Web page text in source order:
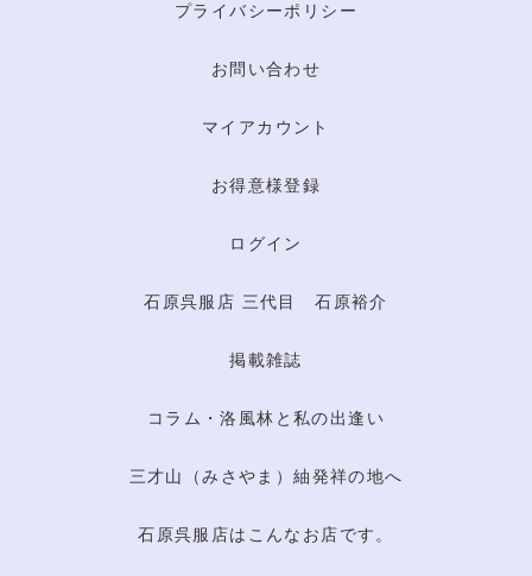
プライバシーポリシー
お問い合わせ
マイアカウント
お得意様登録
ログイン
石原呉服店 三代目 石原裕介
掲載雑誌
コラム・洛風林と私の出逢い
三才山（みさやま）紬発祥の地へ
石原呉服店はこんなお店です。